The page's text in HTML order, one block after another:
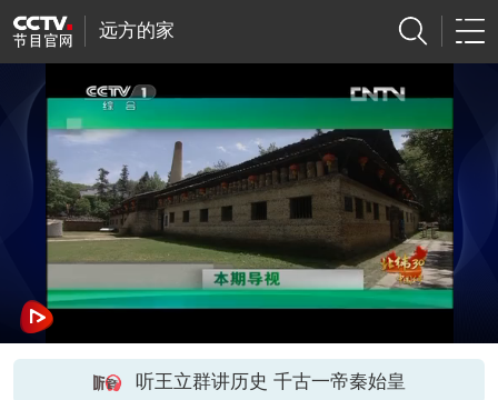
远方的家
听王立群讲历史 千古一帝秦始皇